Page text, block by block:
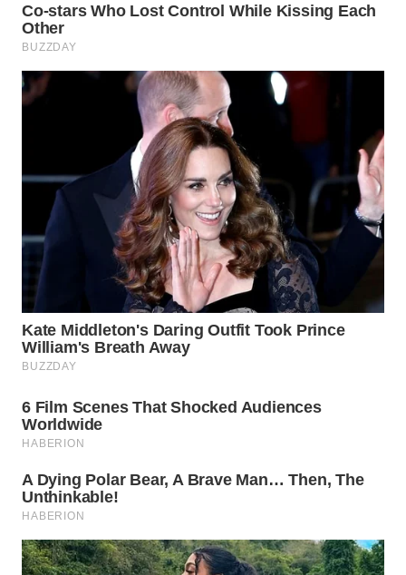
WN
PAKPAK
WN
KARAWANG
WN
BOGOR
DEPOK
WN
TAPANULI
WN
SAMOSIR
WN
PADANG
LAWAS